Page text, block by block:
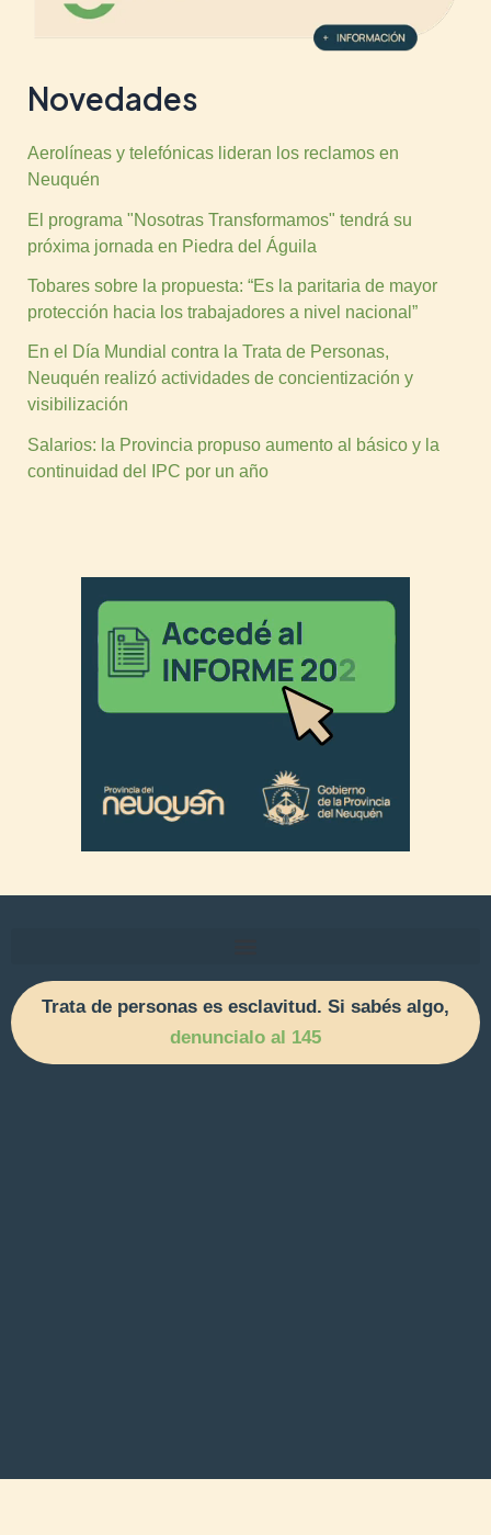
Novedades
Aerolíneas y telefónicas lideran los reclamos en
Neuquén
El programa "Nosotras Transformamos" tendrá su
próxima jornada en Piedra del Águila
Tobares sobre la propuesta: “Es la paritaria de mayor
protección hacia los trabajadores a nivel nacional”
En el Día Mundial contra la Trata de Personas,
Neuquén realizó actividades de concientización y
visibilización
Salarios: la Provincia propuso aumento al básico y la
continuidad del IPC por un año
Trata de personas es esclavitud. Si sabés algo,
denuncialo al 145